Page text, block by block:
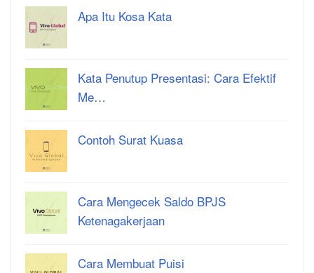
Apa Itu Kosa Kata
Kata Penutup Presentasi: Cara Efektif
Me…
Contoh Surat Kuasa
Cara Mengecek Saldo BPJS
Ketenagakerjaan
Cara Membuat Puisi